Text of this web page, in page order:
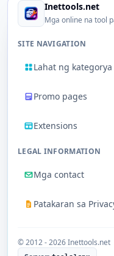
Inettools.net
Mga online na tool
SITE NAVIGATION
Lahat ng kategorya
Promo pages
Extensions
LEGAL INFORMATION
Mga contact
Patakaran sa
© 2012 - 2026 Inettools.net